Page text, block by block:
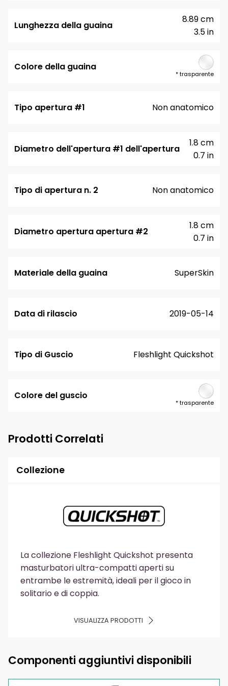
Lunghezza della guaina
3.5 in
8.89 cm
Colore della guaina
*trasparente
Tipo apertura #1 Non anatomico
Diametro dell'apertura #1 dell'apertura
0.7 in
1.8 cm
Tipo di apertura n. 2 Non anatomico
Diametro apertura apertura #2
0.7 in
1.8 cm
Materiale della guaina SuperSkin
Data di rilascio 2019-05-14
Tipo di Guscio Fleshlight Quickshot
Colore del guscio
*trasparente
Prodotti Correlati
Collezione
La collezione Fleshlight Quickshot presenta
masturbatori ultra-compatti aperti su
entrambe le estremità, ideali per il gioco in
solitario e di coppia.
VISUALIZZA PRODOTTI
Componenti aggiuntivi disponibili